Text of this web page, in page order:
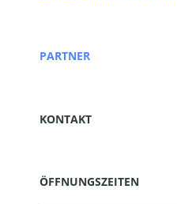
PARTNER
KONTAKT
ÖFFNUNGSZEITEN